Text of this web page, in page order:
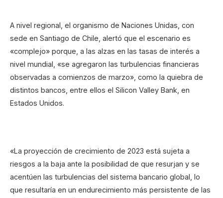
A nivel regional, el organismo de Naciones Unidas, con
sede en Santiago de Chile, alertó que el escenario es
«complejo» porque, a las alzas en las tasas de interés a
nivel mundial, «se agregaron las turbulencias financieras
observadas a comienzos de marzo», como la quiebra de
distintos bancos, entre ellos el Silicon Valley Bank, en
Estados Unidos.
«La proyección de crecimiento de 2023 está sujeta a
riesgos a la baja ante la posibilidad de que resurjan y se
acentúen las turbulencias del sistema bancario global, lo
que resultaría en un endurecimiento más persistente de las